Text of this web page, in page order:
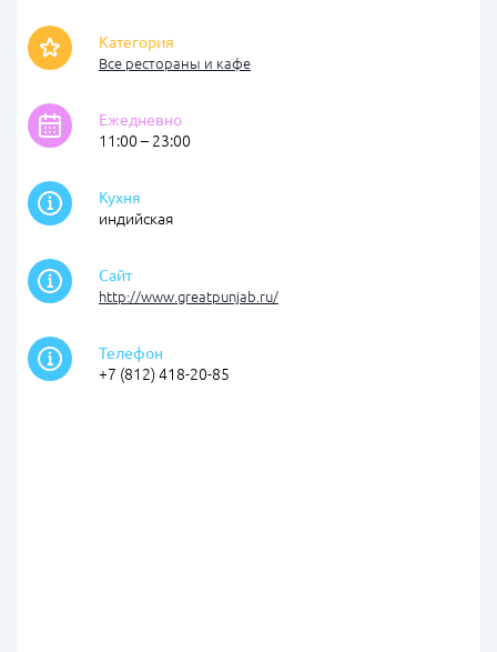
Категория
Все рестораны и кафе
Ежедневно
11:00 – 23:00
Кухня
индийская
Сайт
http://www.greatpunjab.ru/
Телефон
+7 (812) 418-20-85